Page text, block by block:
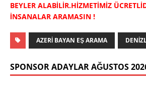
BEYLER ALABİLİR.HİZMETİMİZ
İNSANALAR ARAMASIN !
AZERI BAYAN EŞ ARAMA
SPONSOR ADAYLAR AĞUSTOS